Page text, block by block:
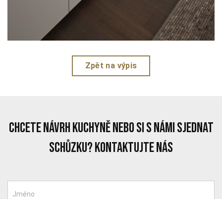
Zpět na výpis
chcete návrh kuchyně nebo si s námi sjednat
schůzku? Kontaktujte nás
Jméno